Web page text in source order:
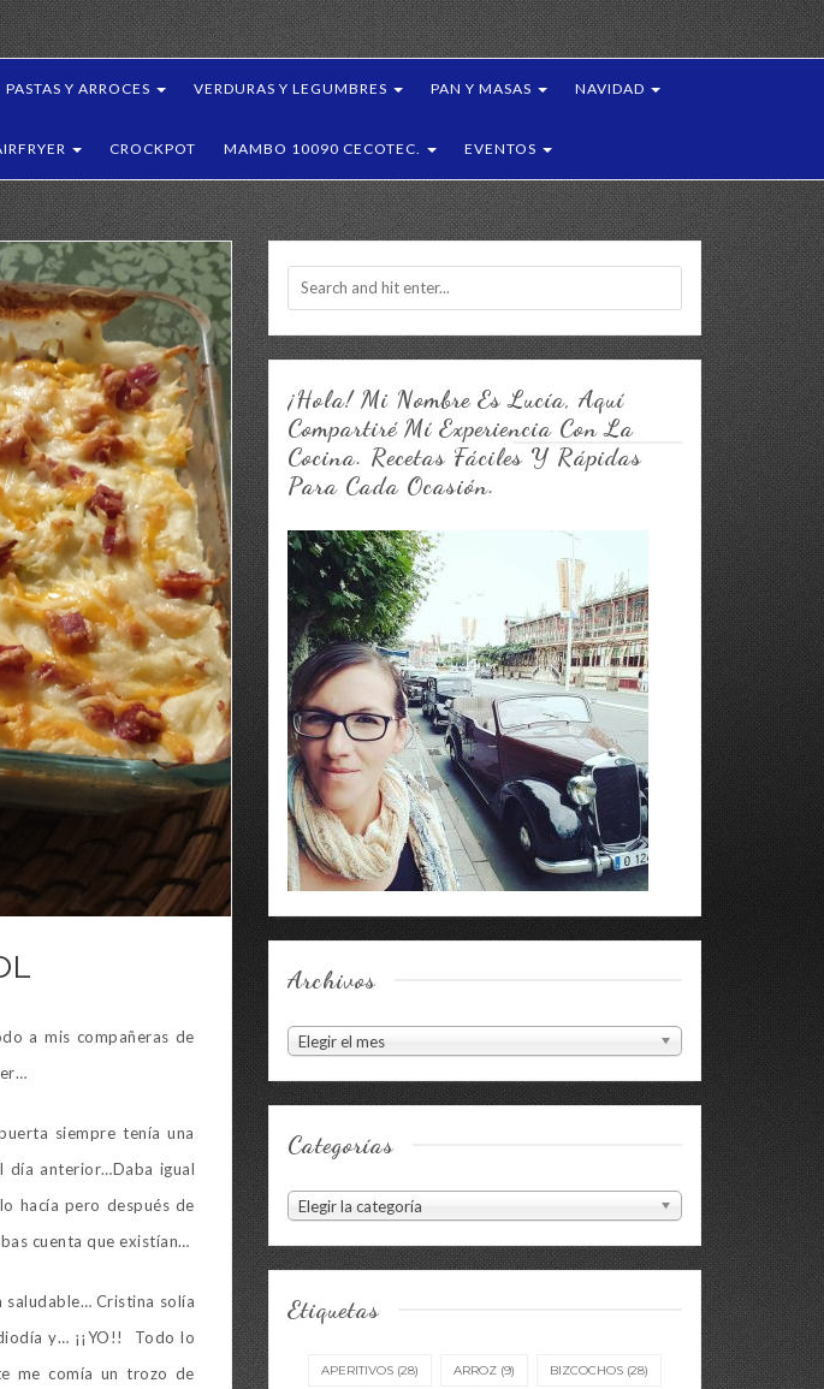
PASTAS Y ARROCES VERDURAS Y LEGUMBRES PAN Y MASAS NAVIDAD
CROCKPOT MAMBO 10090 CECOTEC. EVENTOS
a mis compañeras de
siempre tenía una
día anterior…Daba igual
hacía pero después de
cuenta que existían…
saludable… Cristina solía
y… ¡¡YO!! Todo lo
me comía un trozo de
¡Hola! Mi Nombre Es Lucía, Aquí
Compartiré Mí Experiencia Con La
Cocina. Recetas Fáciles Y Rápidas
Para Cada Ocasión.
Archivos
Archivos
Elegir el mes
Categorías
Categorías
Elegir la categoría
Etiquetas
APERITIVOS (28) ARROZ (9) BIZCOCHOS (28)